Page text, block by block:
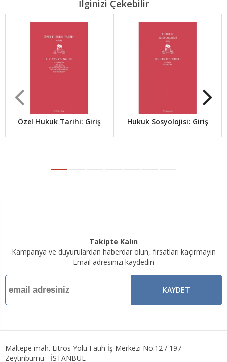
İlginizi Çekebilir
Özel Hukuk Tarihi: Giriş Hukuk Sosyolojisi: Giriş
Takipte Kalın
Kampanya ve duyurulardan haberdar olun, fırsatları kaçırmayın
Email adresinizi kaydedin
KAYDET
Maltepe mah. Litros Yolu Fatih İş Merkezi No:12 / 197
Zeytinburnu - İSTANBUL